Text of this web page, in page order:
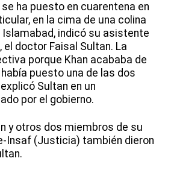
ha puesto en cuarentena en
en la cima de una colina
Islamabad, indicó su asistente
el doctor Faisal Sultan. La
porque Khan acababa de
puesto una de las dos
Sultan en un
por el gobierno.
y otros dos miembros de su
Insaf (Justicia) también dieron